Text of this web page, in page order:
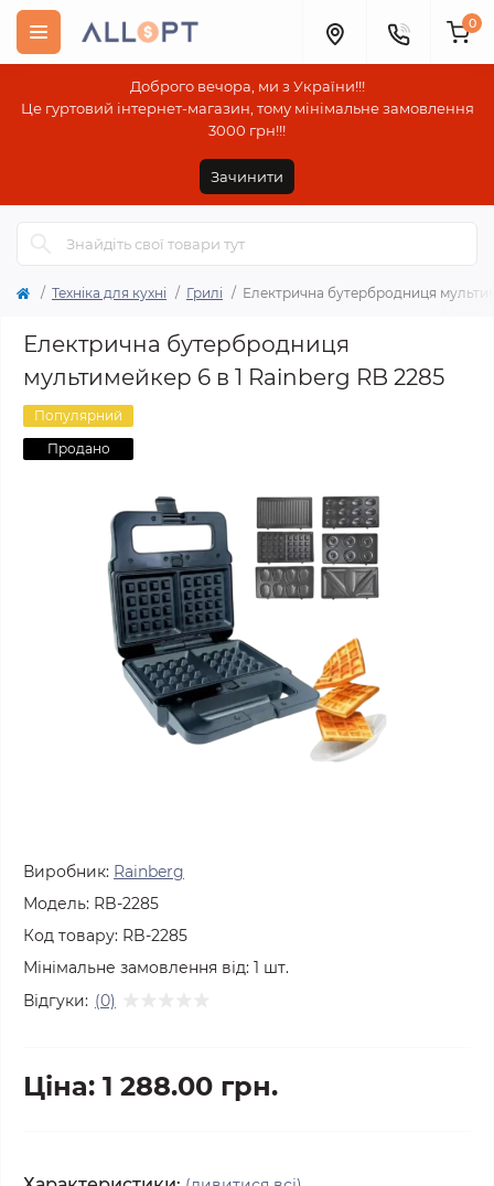
Доброго вечора, ми з України!!!
Це гуртовий інтернет-магазин, тому мінімальне замовлення
3000 грн!!!
Зачинити
0
Техніка для кухні Грилі Електрична бутербродниця
Електрична бутербродниця
мультимейкер 6 в 1 Rainberg RB 2285
Популярний
Продано
Виробник: Rainberg
Модель: RB-2285
Код товару: RB-2285
Мінімальне замовлення від: 1 шт.
Відгуки: (0)
Ціна: 1 288.00 грн.